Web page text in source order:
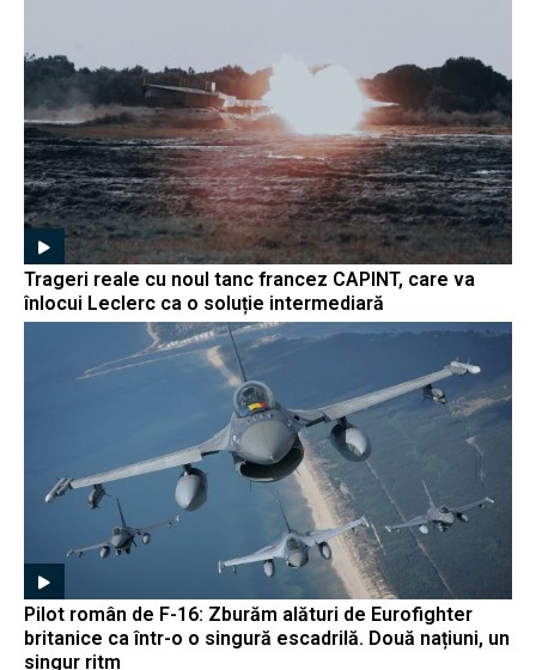
Trageri reale cu noul tanc francez CAPINT, care va
înlocui Leclerc ca o soluție intermediară
Pilot român de F-16: Zburăm alături de Eurofighter
britanice ca într-o o singură escadrilă. Două națiuni, un
singur ritm